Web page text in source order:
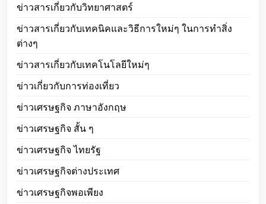
ข่าวสารเกี่ยวกับวิทยาศาสตร์
ข่าวสารเกี่ยวกับเทคนิคและวิธีการใหม่ๆ ในการทำสิ่ง
ต่างๆ
ข่าวสารเกี่ยวกับเทคโนโลยีใหม่ๆ
ข่าวเกี่ยวกับการท่องเที่ยว
ข่าวเศรษฐกิจ ภาษาอังกฤษ
ข่าวเศรษฐกิจ สั้น ๆ
ข่าวเศรษฐกิจ ไทยรัฐ
ข่าวเศรษฐกิจต่างประเทศ
ข่าวเศรษฐกิจพอเพียง